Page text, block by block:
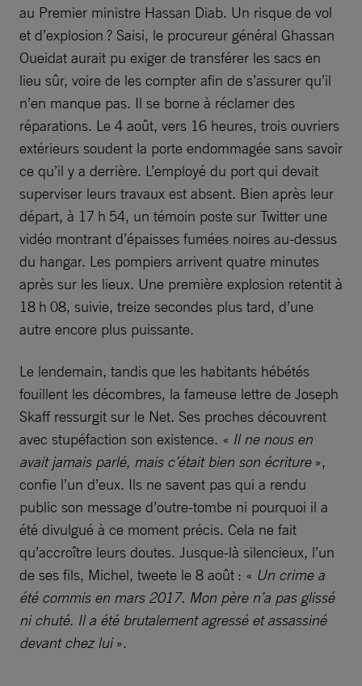
au Premier ministre Hassan Diab. Un risque de vol
et d’explosion ? Saisi, le procureur général Ghassan
Oueidat aurait pu exiger de transférer les sacs en
lieu sûr, voire de les compter afin de s’assurer qu’il
n’en manque pas. Il se borne à réclamer des
réparations. Le 4 août, vers 16 heures, trois ouvriers
extérieurs soudent la porte endommagée sans savoir
ce qu’il y a derrière. L’employé du port qui devait
superviser leurs travaux est absent. Bien après leur
départ, à 17 h 54, un témoin poste sur Twitter une
vidéo montrant d’épaisses fumées noires au-dessus
du hangar. Les pompiers arrivent quatre minutes
après sur les lieux. Une première explosion retentit à
18 h 08, suivie, treize secondes plus tard, d’une
autre encore plus puissante.
Le lendemain, tandis que les habitants hébétés
fouillent les décombres, la fameuse lettre de Joseph
Skaff ressurgit sur le Net. Ses proches découvrent
avec stupéfaction son existence. « Il ne nous en
avait jamais parlé, mais c’était bien son écriture »,
confie l’un d’eux. Ils ne savent pas qui a rendu
public son message d’outre-tombe ni pourquoi il a
été divulgué à ce moment précis. Cela ne fait
qu’accroître leurs doutes. Jusque-là silencieux, l’un
de ses fils, Michel, tweete le 8 août : « Un crime a
été commis en mars 2017. Mon père n’a pas glissé
ni chuté. Il a été brutalement agressé et assassiné
devant chez lui».